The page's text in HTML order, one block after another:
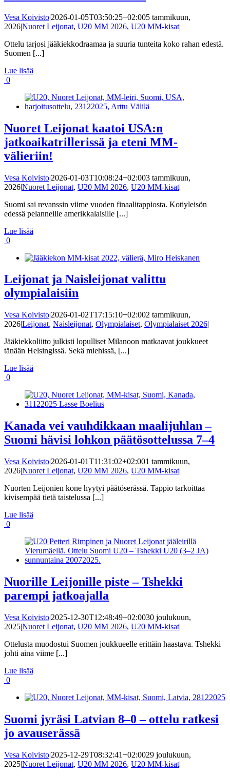
Vesa Koivisto|2026-01-05T03:50:25+02:005 tammikuun,
2026|Nuoret Leijonat, U20 MM 2026, U20 MM-kisat|
Ottelu tarjosi jääkiekkodraamaa ja suuria tunteita koko rahan edestä.
Suomen [...]
Lue lisää
0
Nuoret Leijonat kaatoi USA:n
jatkoaikatrillerissä ja eteni MM-
välieriin!
Vesa Koivisto|2026-01-03T10:08:24+02:003 tammikuun,
2026|Nuoret Leijonat, U20 MM 2026, U20 MM-kisat|
Suomi sai revanssin viime vuoden finaalitappiosta. Kotiyleisön
edessä pelanneille amerikkalaisille [...]
Lue lisää
0
Leijonat ja Naisleijonat valittu
olympialaisiin
Vesa Koivisto|2026-01-02T17:15:10+02:002 tammikuun,
2026|Leijonat, Naisleijonat, Olympialaiset, Olympialaiset 2026|
Jääkiekkoliitto julkisti lopulliset Milanoon matkaavat joukkueet
tänään Helsingissä. Sekä miehissä, [...]
Lue lisää
0
Kanada vei vauhdikkaan maalijuhlan –
Suomi hävisi lohkon päätösottelussa 7–4
Vesa Koivisto|2026-01-01T11:31:02+02:001 tammikuun,
2026|Nuoret Leijonat, U20 MM 2026, U20 MM-kisat|
Nuorten Leijonien kone hyytyi päätöserässä. Tappio tarkoittaa
kivisempää tietä taistelussa [...]
Lue lisää
0
Nuorille Leijonille piste – Tshekki
parempi jatkoajalla
Vesa Koivisto|2025-12-30T12:48:49+02:0030 joulukuun,
2025|Nuoret Leijonat, U20 MM 2026, U20 MM-kisat|
Ottelusta muodostui Suomen joukkueelle erittäin haastava. Tshekki
johti aina viime [...]
Lue lisää
0
Suomi jyräsi Latvian 8–0 – ottelu ratkesi
jo avauserässä
Vesa Koivisto|2025-12-29T08:32:41+02:0029 joulukuun,
2025|Nuoret Leijonat, U20 MM 2026, U20 MM-kisat|